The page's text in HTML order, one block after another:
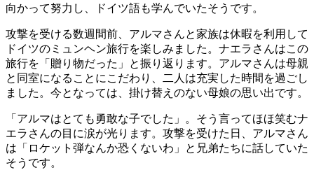
向かって努力し、ドイツ語も学んでいたそうです。
攻撃を受ける数週間前、アルマさんと家族は休暇を利用して
ドイツのミュンヘン旅行を楽しみました。ナエラさんはこの
旅行を「贈り物だった」と振り返ります。アルマさんは母親
と同室になることにこだわり、二人は充実した時間を過ごし
ました。今となっては、掛け替えのない母娘の思い出です。
「アルマはとても勇敢な子でした」。そう言ってほほ笑むナ
エラさんの目に涙が光ります。攻撃を受けた日、アルマさん
は「ロケット弾なんか恐くないわ」と兄弟たちに話していた
そうです。